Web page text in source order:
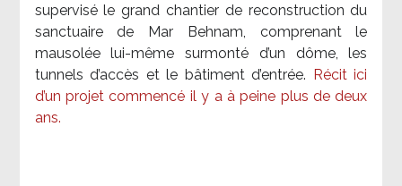
supervisé le grand chantier de reconstruction du
sanctuaire de Mar Behnam, comprenant le
mausolée lui-même surmonté d’un dôme, les
tunnels d’accès et le bâtiment d’entrée.
Récit ici
d’un projet commencé il y a à peine plus de deux
ans.